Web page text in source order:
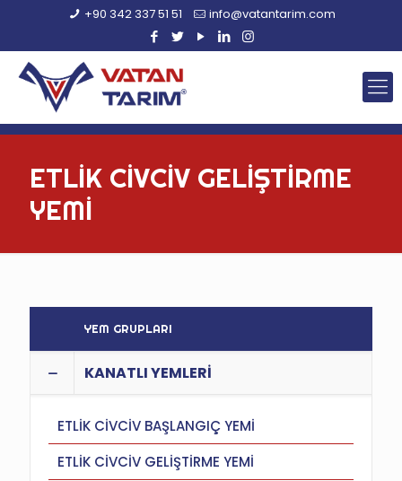
+90 342 337 51 51 info@vatantarim.com
ETLİK CİVCİV GELİŞTİRME
YEMİ
YEM GRUPLARI
KANATLI YEMLERİ
ETLİK CİVCİV BAŞLANGIÇ YEMİ
ETLİK CİVCİV GELİŞTİRME YEMİ